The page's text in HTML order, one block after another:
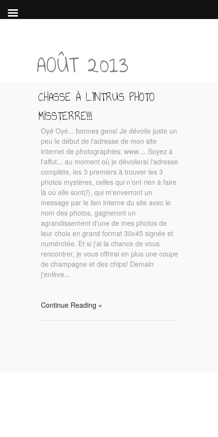
AOÛT 2013
CHASSE À L’INTRUS PHOTO
MISSTERRE!!!
Oyé Oyé... bonnes gens! Je dévoile juste un
peu le début de l'adresse de mon site
internet de photographies: www.... Soyez à
l'affut... au moment où je dévoilerai l'adresse
complète, les 3 premiers à trouver les 3
photos mystères, celles qui n’ont rien à faire
là où elle sont(!), qui m'enverront un
message par le lien interne du site avec le
nom des photos, gagneront un
agrandissement d'une de mes photos de
leur choix en grand format 30x45 signée et
numérotée. Et si j'ai la chance de vous
rencontrer, je vous offrirai en plus une coupe
de champagne et des chips! Demain
j'enlève...
Continue Reading »